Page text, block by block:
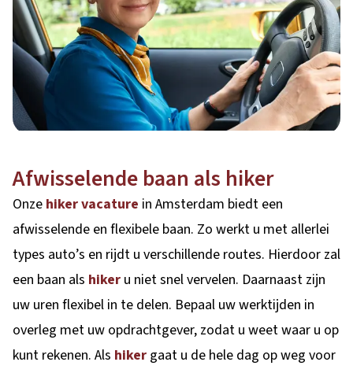
Afwisselende baan als hiker
Onze hiker vacature in Amsterdam biedt een
afwisselende en flexibele baan. Zo werkt u met allerlei
types auto’s en rijdt u verschillende routes. Hierdoor zal
een baan als hiker u niet snel vervelen. Daarnaast zijn
uw uren flexibel in te delen. Bepaal uw werktijden in
overleg met uw opdrachtgever, zodat u weet waar u op
kunt rekenen. Als hiker gaat u de hele dag op weg voor